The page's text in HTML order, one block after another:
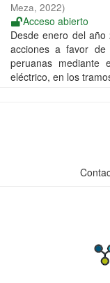
Meza, 2022)
Acceso abierto
Desde enero del
acciones a favor de
peruanas
eléctrico, en los